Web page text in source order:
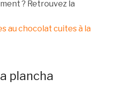
? Retrouvez la
au chocolat cuites à la
plancha